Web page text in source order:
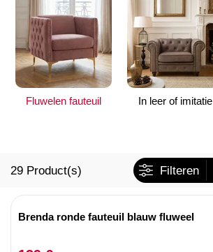
Fluwelen fauteuil In leer of imitatie
29 Product(s) Filteren
Brenda ronde fauteuil blauw fluweel